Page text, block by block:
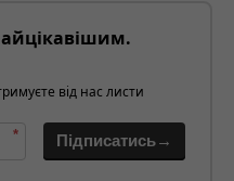
від нас листи
* Підписатись→